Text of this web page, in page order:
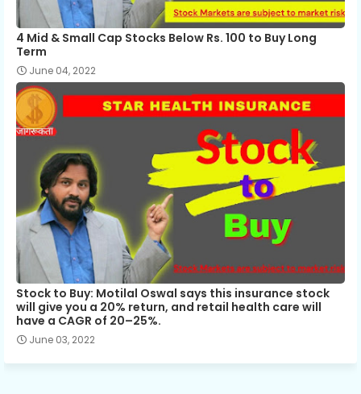
4 Mid & Small Cap Stocks Below Rs. 100 to Buy Long
Term
June 04, 2022
Stock to Buy: Motilal Oswal says this insurance stock
will give you a 20% return, and retail health care will
have a CAGR of 20–25%.
June 03, 2022